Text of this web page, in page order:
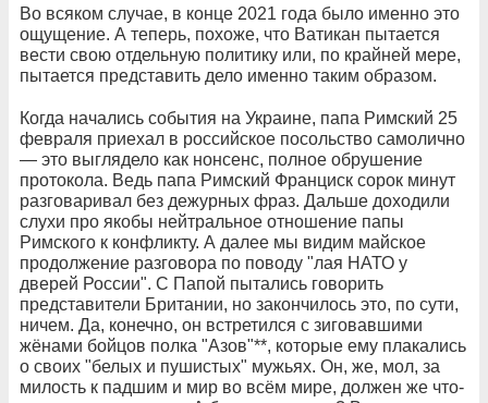
Во всяком случае, в конце 2021 года было именно это
ощущение. А теперь, похоже, что Ватикан пытается
вести свою отдельную политику или, по крайней мере,
пытается представить дело именно таким образом.
Когда начались события на Украине, папа Римский 25
февраля приехал в российское посольство самолично
— это выглядело как нонсенс, полное обрушение
протокола. Ведь папа Римский Франциск сорок минут
разговаривал без дежурных фраз. Дальше доходили
слухи про якобы нейтральное отношение папы
Римского к конфликту. А далее мы видим майское
продолжение разговора по поводу "лая НАТО у
дверей России". С Папой пытались говорить
представители Британии, но закончилось это, по сути,
ничем. Да, конечно, он встретился с зиговавшими
жёнами бойцов полка "Азов"**, которые ему плакались
о своих "белых и пушистых" мужьях. Он, же, мол, за
милость к падшим и мир во всём мире, должен же что-